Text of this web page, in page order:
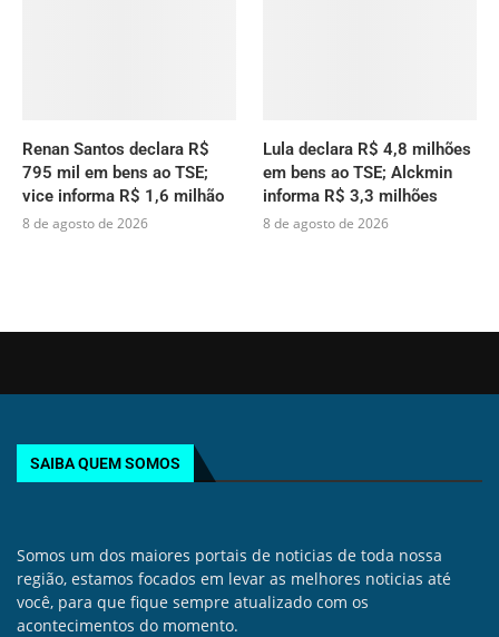
Renan Santos declara R$
795 mil em bens ao TSE;
vice informa R$ 1,6 milhão
8 de agosto de 2026
Lula declara R$ 4,8 milhões
em bens ao TSE; Alckmin
informa R$ 3,3 milhões
8 de agosto de 2026
SAIBA QUEM SOMOS
Somos um dos maiores portais de noticias de toda nossa
região, estamos focados em levar as melhores noticias até
você, para que fique sempre atualizado com os
acontecimentos do momento.